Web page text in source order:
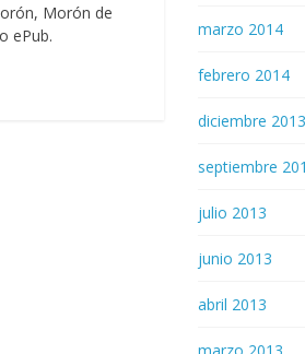
Morón de
ePub.
marzo 2014
febrero 2014
diciembre 2013
septiembre
julio 2013
junio 2013
abril 2013